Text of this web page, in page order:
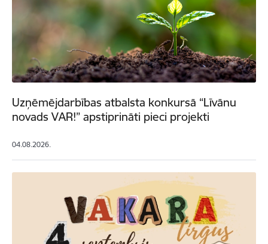
Uzņēmējdarbības atbalsta konkursā “Līvānu
novads VAR!” apstiprināti pieci projekti
04.08.2026.